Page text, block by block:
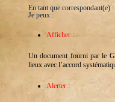
En tant que correspondant(e) :
Je peux :
Afficher :
Un document fourni par le
lieux avec l’accord
Alerter :